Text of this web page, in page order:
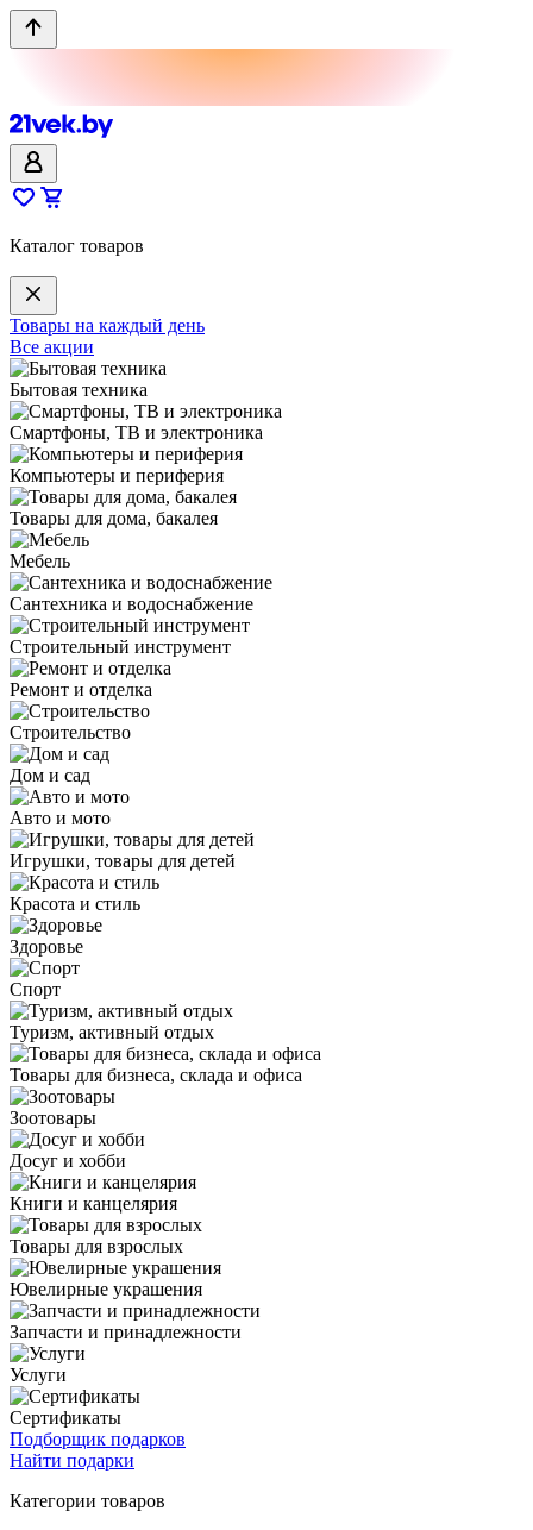
Каталог товаров
Товары на каждый день
Все акции
Бытовая техника
Смартфоны, ТВ и электроника
Компьютеры и периферия
Товары для дома, бакалея
Мебель
Сантехника и водоснабжение
Строительный инструмент
Ремонт и отделка
Строительство
Дом и сад
Авто и мото
Игрушки, товары для детей
Красота и стиль
Здоровье
Спорт
Туризм, активный отдых
Товары для бизнеса, склада и офиса
Зоотовары
Досуг и хобби
Книги и канцелярия
Товары для взрослых
Ювелирные украшения
Запчасти и принадлежности
Услуги
Сертификаты
Подборщик подарков
Найти подарки
Категории товаров